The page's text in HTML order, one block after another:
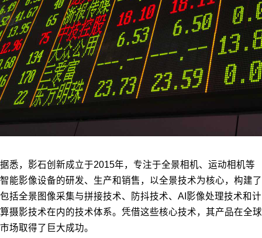
据悉，影石创新成立于2015年，专注于全景相机、运动相机等
智能影像设备的研发、生产和销售，以全景技术为核心，构建了
包括全景图像采集与拼接技术、防抖技术、AI影像处理技术和计
算摄影技术在内的技术体系。凭借这些核心技术，其产品在全球
市场取得了巨大成功。